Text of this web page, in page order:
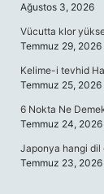
Ağustos 3, 2026
Vücutta klor
Temmuz 29, 2026
Kelime-i tevhid
Temmuz 25, 2026
6 Nokta Ne
Temmuz 24, 2026
Japonya hangi dil
Temmuz 23, 2026